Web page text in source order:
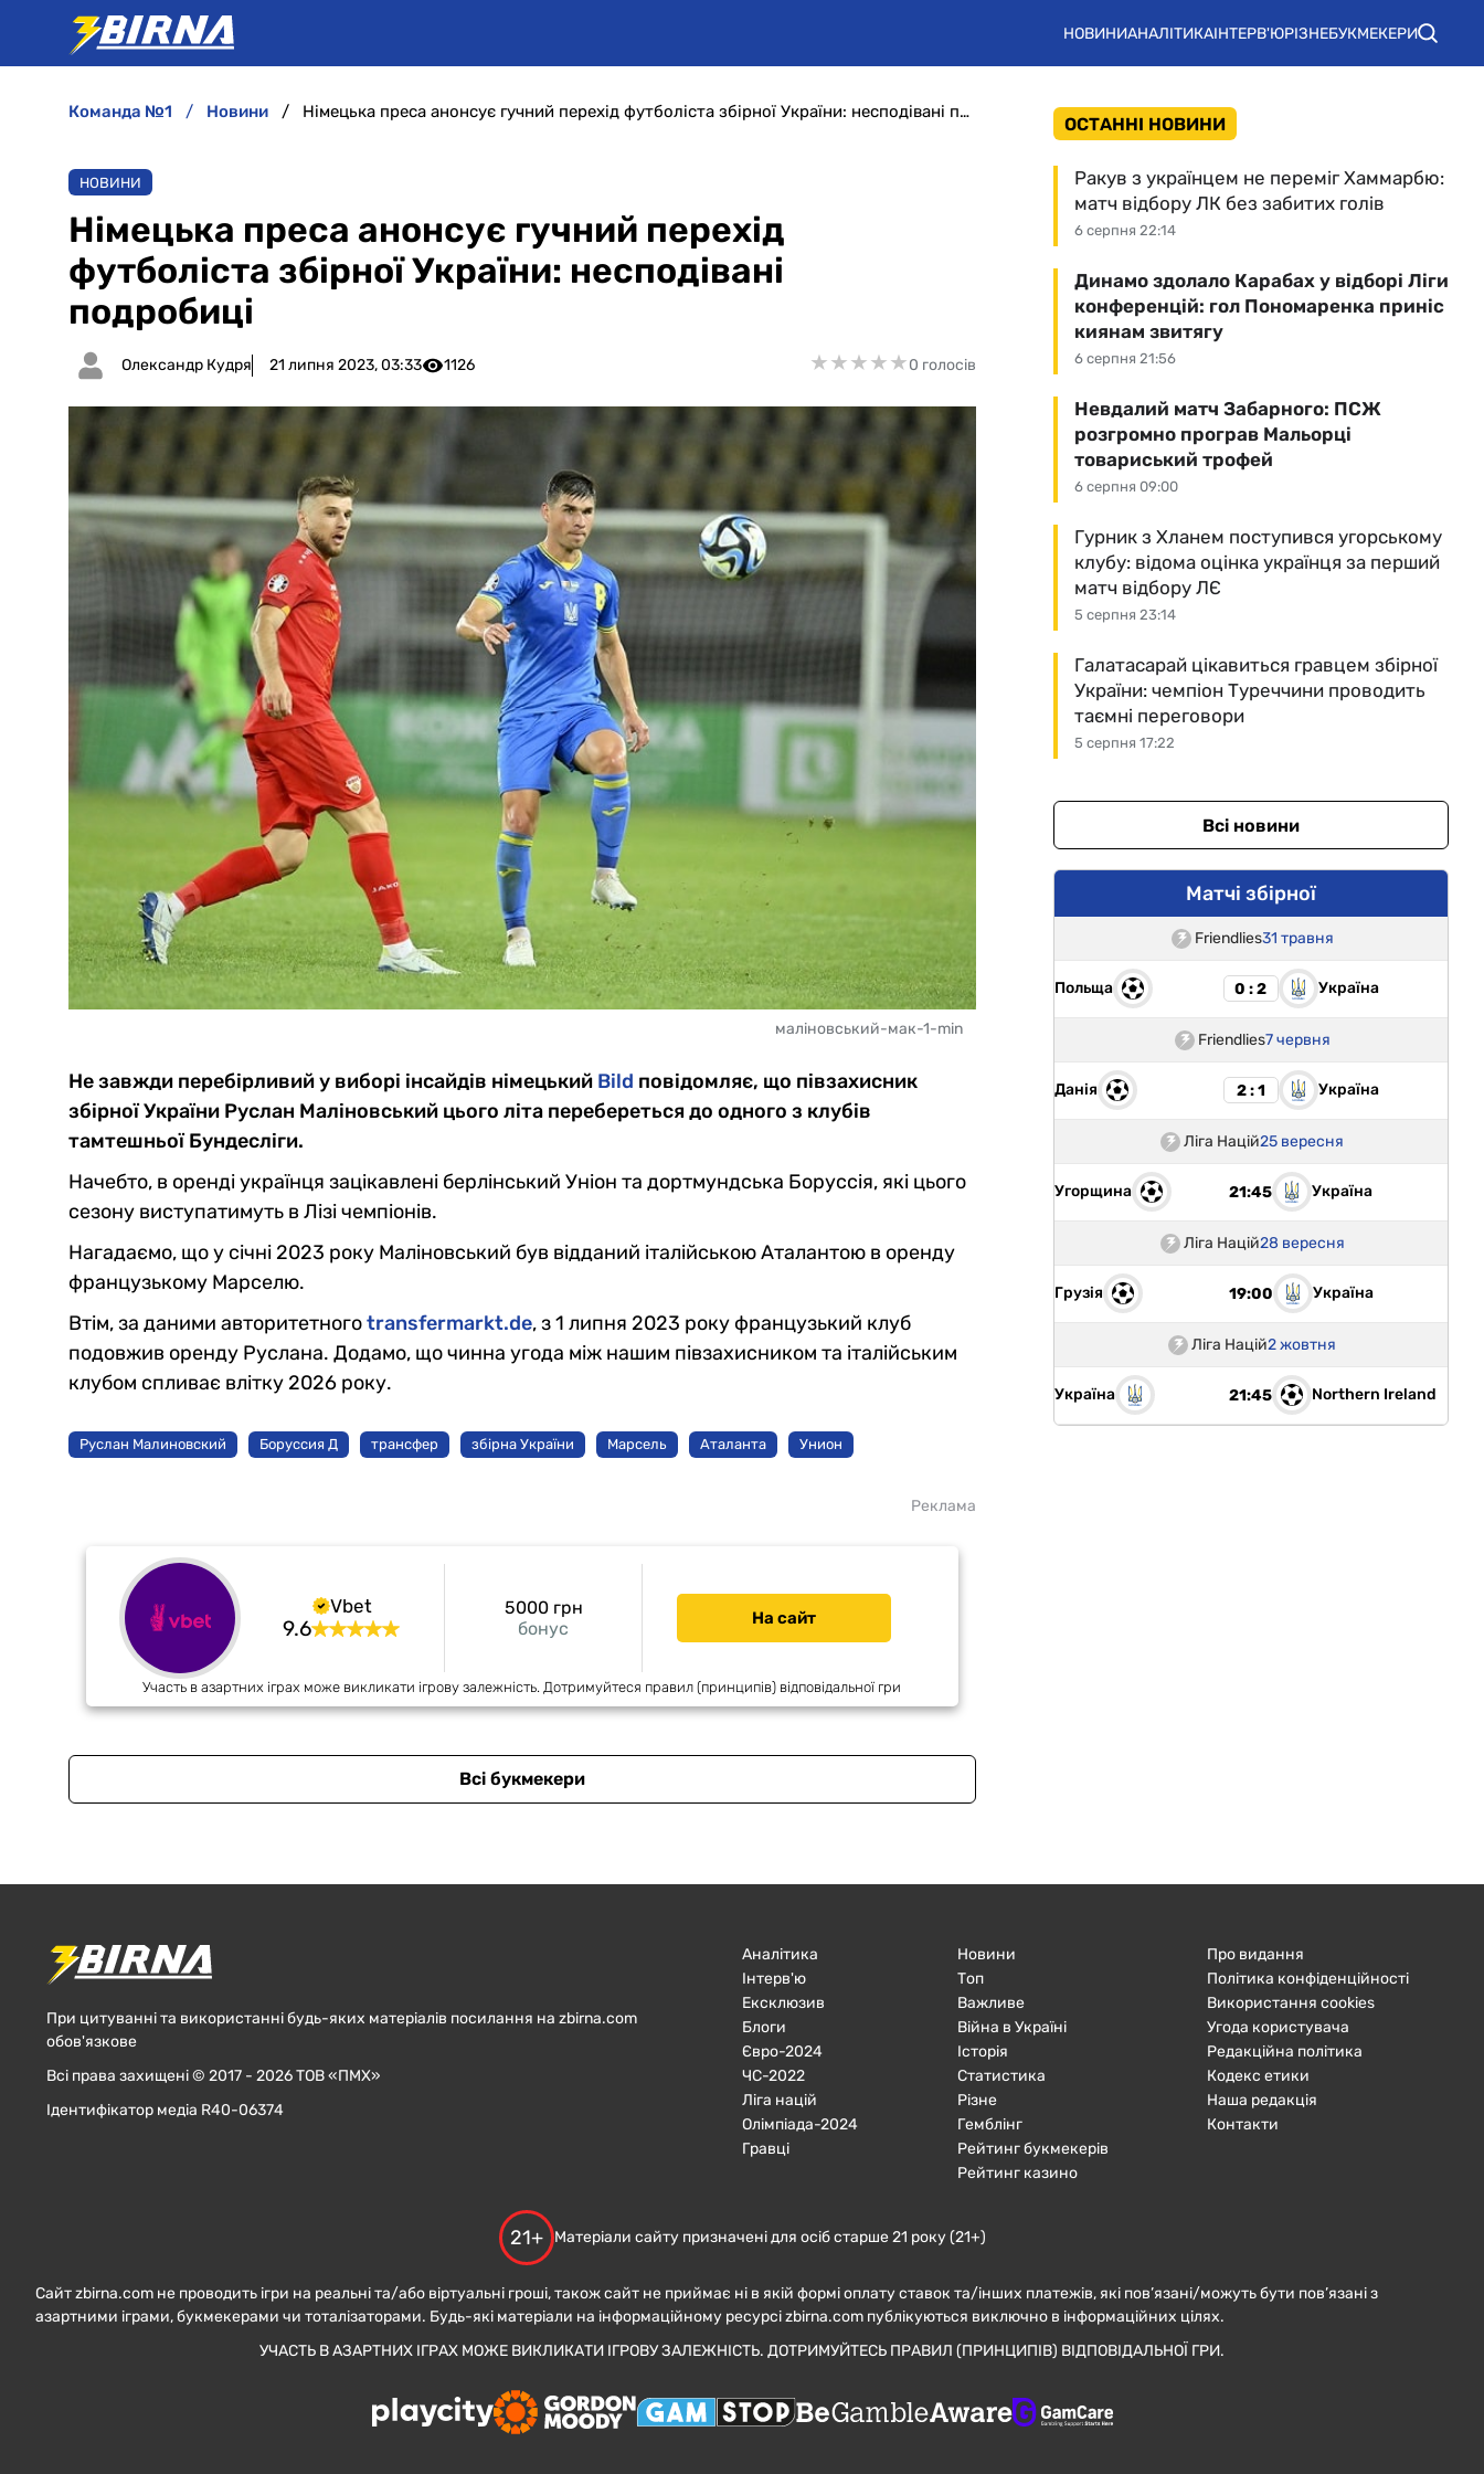
НОВИНИАНАЛІТИКАІНТЕРВ'ЮРІЗНЕБУКМЕКЕРИ
команда №1 новини Німецька преса анонсує гучний перехід футболіста збірної України: несподівані подробиці
НОВИНИ
Німецька преса анонсує гучний перехід
футболіста збірної України: несподівані
подробиці
Олександр Кудря 21 липня 2023, 03:33 1126 ★★★★★
★★★★★0 голосів
маліновський-мак-1-min
Не завжди перебірливий у виборі інсайдів німецький Bild повідомляє, що півзахисник
збірної України Руслан Маліновський цього літа перебереться до одного з клубів
тамтешньої Бундесліги.
Начебто, в оренді українця зацікавлені берлінський Уніон та дортмундська Боруссія, які цього
сезону виступатимуть в Лізі чемпіонів.
Нагадаємо, що у січні 2023 року Маліновський був відданий італійською Аталантою в оренду
французькому Марселю.
Втім, за даними авторитетногоtransfermarkt.de, з 1 липня 2023 року французький клуб
подовжив оренду Руслана. Додамо, що чинна угода між нашим півзахисником та італійським
клубом спливає влітку 2026 року.
Руслан Малиновский Боруссия Д трансфер збірна України Марсель Аталанта Унион
Реклама
Vbet
9.6 бонус
5000 грн На сайт
Участь в азартних іграх може викликати ігрову залежність. Дотримуйтеся правил (принципів) відповідальної гри
Всі букмекери
ОСТАННІ НОВИНИ
6 серпня 22:14
Ракув з українцем не переміг Хаммарбю:
матч відбору ЛК без забитих голів
6 серпня 21:56
Динамо здолало Карабах у відборі Ліги
конференцій: гол Пономаренка приніс
киянам звитягу
6 серпня 09:00
Невдалий матч Забарного: ПСЖ
розгромно програв Мальорці
товариський трофей
5 серпня 23:14
Гурник з Хланем поступився угорському
клубу: відома оцінка українця за перший
матч відбору ЛЄ
5 серпня 17:22
Галатасарай цікавиться гравцем збірної
України: чемпіон Туреччини проводить
таємні переговори
Всі новини
Матчі збірної
Friendlies31 травня
Польща 0 : 2 Україна
Friendlies7 червня
Данія 2 : 1 Україна
Ліга Націй25 вересня
Угорщина 21:45 Україна
Ліга Націй28 вересня
Грузія 19:00 Україна
Ліга Націй2 жовтня
Україна 21:45 Northern Ireland
При цитуванні та використанні будь-яких матеріалів посилання на zbirna.com
обов'язкове
Всі права захищені © 2017 - 2026 ТОВ «ПМХ»
Ідентифікатор медіа R40-06374
Аналітика
Інтерв'ю
Ексклюзив
Блоги
Євро-2024
ЧC-2022
Ліга націй
Олімпіада-2024
Гравці
Новини
Топ
Важливе
Війна в Україні
Історія
Статистика
Різне
Гемблінг
Рейтинг букмекерів
Рейтинг казино
Про видання
Політика конфіденційності
Використання cookies
Угода користувача
Редакційна політика
Кодекс етики
Наша редакція
Контакти
21+ Матеріали сайту призначені для осіб старше 21 року (21+)
Сайт zbirna.com не проводить ігри на реальні та/або віртуальні гроші, також сайт не приймає ні в якій формі оплату ставок та/інших платежів, які пов’язані/можуть бути пов’язані з
азартними іграми, букмекерами чи тоталізаторами. Будь-які матеріали на інформаційному ресурсі zbirna.com публікуються виключно в інформаційних цілях.
УЧАСТЬ В АЗАРТНИХ ІГРАХ МОЖЕ ВИКЛИКАТИ ІГРОВУ ЗАЛЕЖНІСТЬ. ДОТРИМУЙТЕСЬ ПРАВИЛ (ПРИНЦИПІВ) ВІДПОВІДАЛЬНОЇ ГРИ.